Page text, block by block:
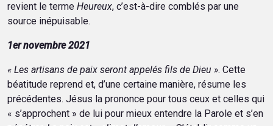
revient le terme Heureux, c’est-à-dire comblés par une
source inépuisable.
1er novembre 2021
« Les artisans de paix seront appelés fils de Dieu ». Cette
béatitude reprend et, d’une certaine manière, résume les
précédentes. Jésus la prononce pour tous ceux et celles qui
« s’approchent » de lui pour mieux entendre la Parole et s’en